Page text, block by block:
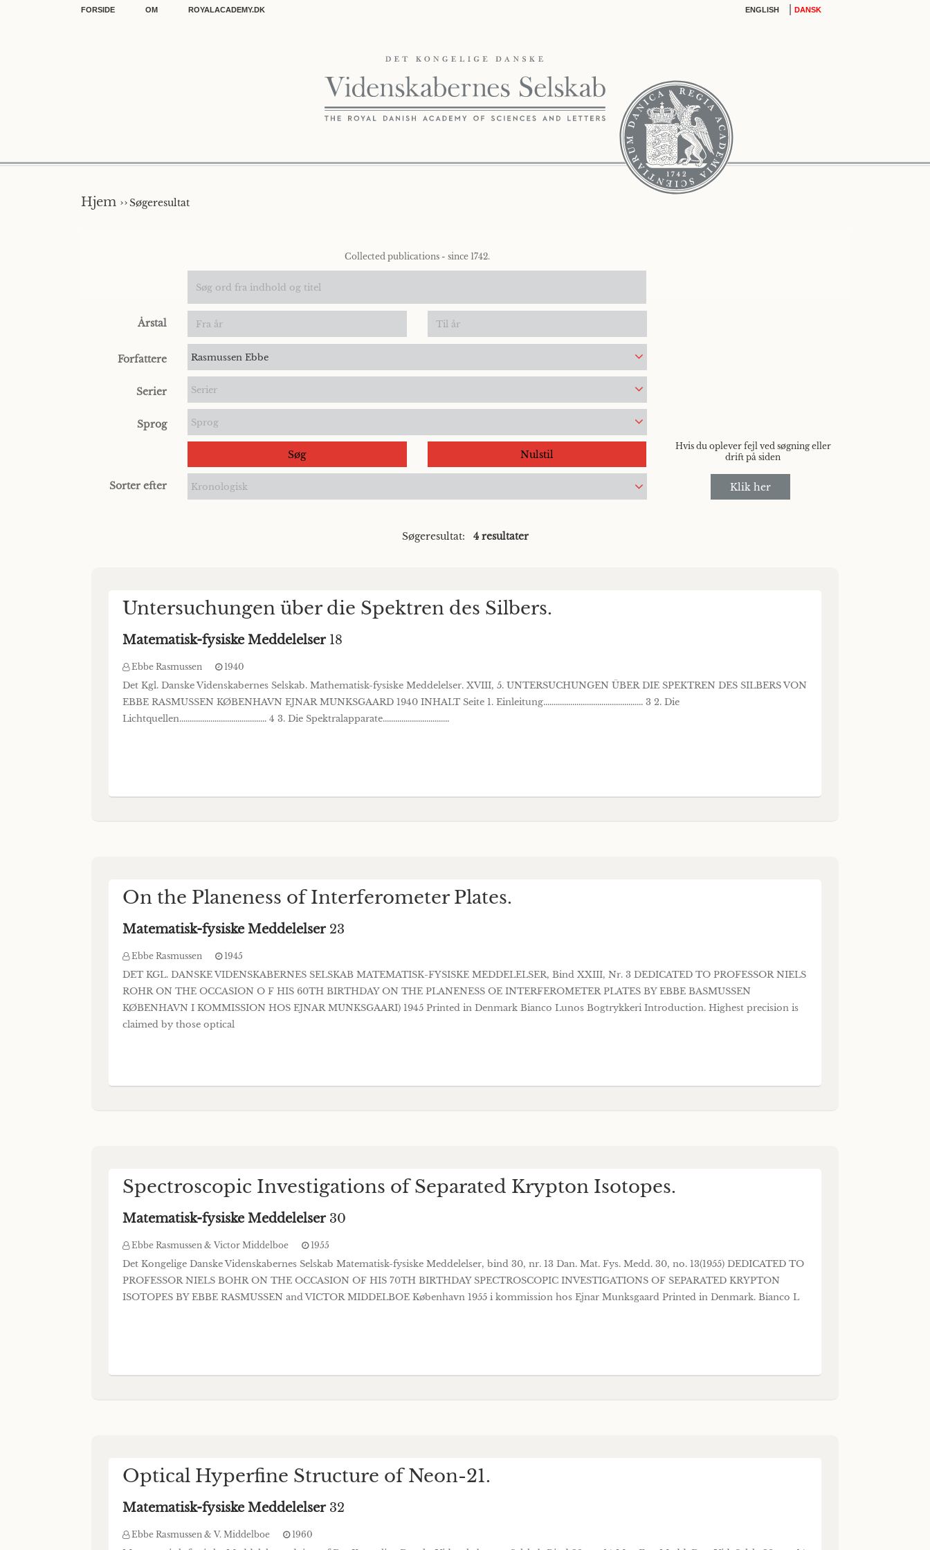
FORSIDE OM ROYALACADEMY.DK ENGLISH DANSK
Hjem ››Søgeresultat
Collected publications - since 1742.
Årstal
Forfattere Rasmussen Ebbe
Serier Serier
Sprog Sprog
Søg Nulstil
Sorter efter Kronologisk
Hvis du oplever fejl ved søgning eller
drift på siden
Klik her
Søgeresultat: 4 resultater
Untersuchungen über die Spektren des Silbers.
Matematisk-fysiske Meddelelser 18
Ebbe Rasmussen 1940
Det Kgl. Danske Videnskabernes Selskab. Mathematisk-fysiske Meddelelser. XVIII, 5. UNTERSUCHUNGEN ÜBER DIE SPEKTREN DES SILBERS VON
EBBE RASMUSSEN KØBENHAVN EJNAR MUNKSGAARD 1940 INHALT Seite 1. Einleitung................................................ 3 2. Die
Lichtquellen.......................................... 4 3. Die Spektralapparate................................
On the Planeness of Interferometer Plates.
Matematisk-fysiske Meddelelser 23
Ebbe Rasmussen 1945
DET KGL. DANSKE VIDENSKABERNES SELSKAB MATEMATISK-FYSISKE MEDDELELSER, Bind XXIII, Nr. 3 DEDICATED TO PROFESSOR NIELS
ROHR ON THE OCCASION O F HIS 60TH BIRTHDAY ON THE PLANENESS OE INTERFEROMETER PLATES BY EBBE BASMUSSEN
KØBENHAVN I KOMMISSION HOS EJNAR MUNKSGAARI) 1945 Printed in Denmark Bianco Lunos Bogtrykkeri Introduction. Highest precision is
claimed by those optical
Spectroscopic Investigations of Separated Krypton Isotopes.
Matematisk-fysiske Meddelelser 30
Ebbe Rasmussen & Victor Middelboe 1955
Det Kongelige Danske Videnskabernes Selskab Matematisk-fysiske Meddelelser, bind 30, nr. 13 Dan. Mat. Fys. Medd. 30, no. 13(1955) DEDICATED TO
PROFESSOR NIELS BOHR ON THE OCCASION OF HIS 70TH BIRTHDAY SPECTROSCOPIC INVESTIGATIONS OF SEPARATED KRYPTON
ISOTOPES BY EBBE RASMUSSEN and VICTOR MIDDELBOE København 1955 i kommission hos Ejnar Munksgaard Printed in Denmark. Bianco L
Optical Hyperfine Structure of Neon-21.
Matematisk-fysiske Meddelelser 32
Ebbe Rasmussen & V. Middelboe 1960